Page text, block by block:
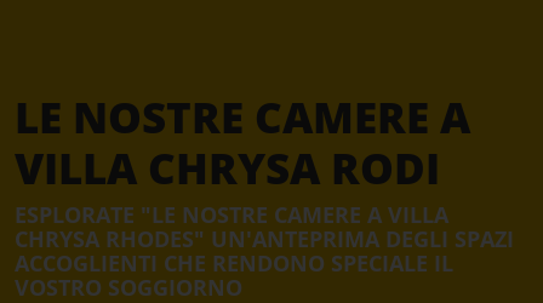
LE NOSTRE CAMERE A
VILLA CHRYSA RODI
ESPLORATE "LE NOSTRE CAMERE A VILLA
CHRYSA RHODES" UN'ANTEPRIMA DEGLI SPAZI
ACCOGLIENTI CHE RENDONO SPECIALE IL
VOSTRO SOGGIORNO